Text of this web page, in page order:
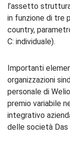
l’assetto
in funzione di tre
country,
C: individuale).
Importanti
organizzazioni
personale di
premio variabile
integrativo
delle società Das